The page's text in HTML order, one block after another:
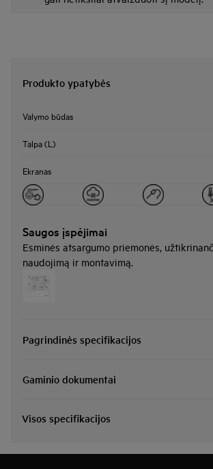
Produkto ypatybės
Valymo būdas
Talpa (L)
Ekranas
Saugos įspėjimai
Esminės atsargumo priemonės,
naudojimą ir montavimą.
Pagrindinės specifikacijos
Gaminio dokumentai
Visos specifikacijos